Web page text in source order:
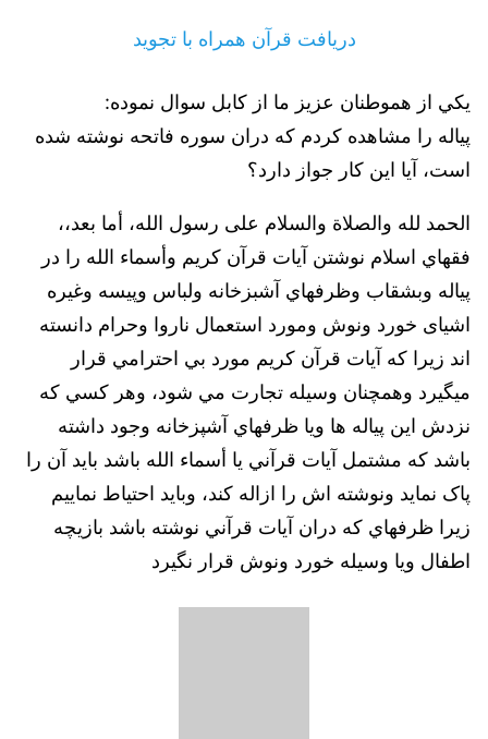
دریافت قرآن همراه با تجوید
يكي از هموطنان عزيز ما از كابل سوال نموده:
پياله را مشاهده كردم كه دران سوره فاتحه نوشته شده
است، آيا اين كار جواز دارد؟
الحمد لله والصلاة والسلام على رسول الله، أما بعد،،
فقهاي اسلام نوشتن آيات قرآن كريم وأسماء الله را در
پياله وبشقاب وظرفهاي آشبزخانه ولباس وپيسه وغيره
اشيای خورد ونوش ومورد استعمال ناروا وحرام دانسته
اند زيرا كه آيات قرآن كريم مورد بي احترامي قرار
ميگيرد وهمچنان وسيله تجارت مي شود، وهر كسي كه
نزدش اين پياله ها ويا ظرفهاي آشپزخانه وجود داشته
باشد كه مشتمل آيات قرآني يا أسماء الله باشد بايد آن را
پاک نمايد ونوشته اش را ازاله كند، وبايد احتياط نماييم
زيرا ظرفهاي كه دران آيات قرآني نوشته باشد بازيچه
اطفال ويا وسيله خورد ونوش قرار نگیرد